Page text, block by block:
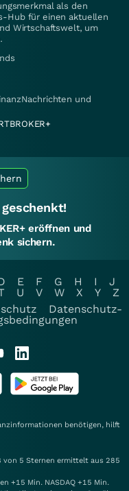
als den
Hub für einen aktuellen
Wirtschaftswelt, um
und
eröffnen und
sichern.
E F G H I
J
U V W X Y
Z
Datenschutz-
benötigen, hilft
von 5 Sternen ermittelt aus 285
+15 Min. NASDAQ +15 Min.